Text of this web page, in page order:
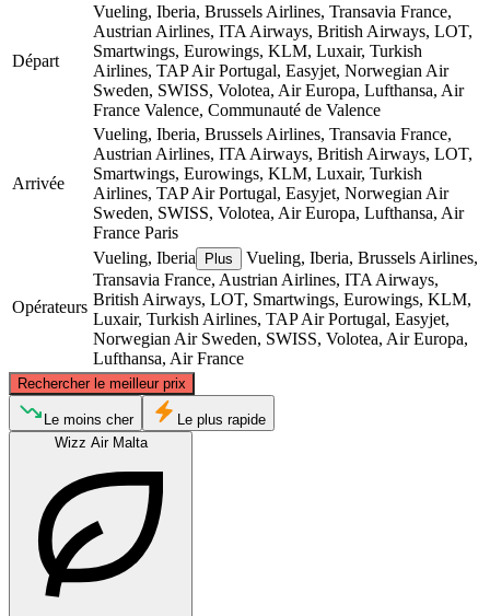
Départ
Vueling, Iberia, Brussels Airlines, Transavia France,
Austrian Airlines, ITA Airways, British Airways, LOT,
Smartwings, Eurowings, KLM, Luxair, Turkish
Airlines, TAP Air Portugal, Easyjet, Norwegian Air
Sweden, SWISS, Volotea, Air Europa, Lufthansa, Air
France Valence, Communauté de Valence
Arrivée
Vueling, Iberia, Brussels Airlines, Transavia France,
Austrian Airlines, ITA Airways, British Airways, LOT,
Smartwings, Eurowings, KLM, Luxair, Turkish
Airlines, TAP Air Portugal, Easyjet, Norwegian Air
Sweden, SWISS, Volotea, Air Europa, Lufthansa, Air
France Paris
Opérateurs
Vueling, Iberia Plus
Vueling, Iberia, Brussels Airlines,
Transavia France, Austrian Airlines, ITA Airways,
British Airways, LOT, Smartwings, Eurowings, KLM,
Luxair, Turkish Airlines, TAP Air Portugal, Easyjet,
Norwegian Air Sweden, SWISS, Volotea, Air Europa,
Lufthansa, Air France
Rechercher le meilleur prix
Paris
Le moins cher
Le plus rapide
Wizz Air Malta